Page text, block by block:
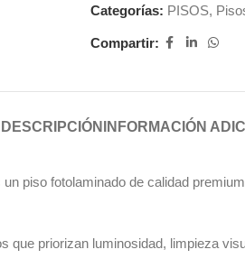
Categorías: PISOS,
Compartir:
DESCRIPCIÓN INFORMACIÓN
piso fotolaminado de calidad
priorizan luminosidad, limpieza